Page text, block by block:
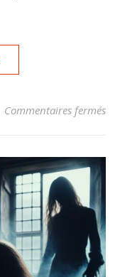
Commentaires fermés